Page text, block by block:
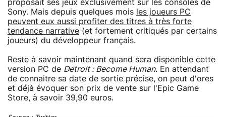
proposait ses jeux exclusivement sur les consoles de
Sony. Mais depuis quelques mois les joueurs PC
peuvent eux aussi profiter des titres à très forte
tendance narrative (et fortement critiqués par certains
joueurs) du développeur français.
Reste à savoir maintenant quand sera disponible cette
version PC de Detroit : Become Human. En attendant
de connaitre sa date de sortie précise, on peut d'ores
et déjà évoquer son prix de vente sur l'Epic Game
Store, à savoir 39,90 euros.